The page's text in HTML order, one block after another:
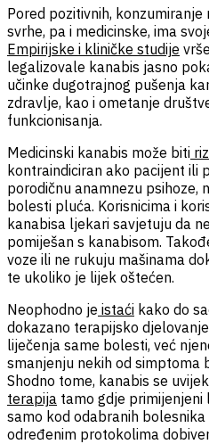
Pored pozitivnih,
svrhe, pa i medicinske, ima
Empirijske i kliničke studije
legalizovale kanabis jasno
učinke dugotrajnog pušenja
zdravlje, kao i ometanje
funkcionisanja.
Medicinski kanabis može biti
kontraindiciran ako pacijent ili
porodičnu anamnezu psihoze,
bolesti pluća. Korisnicima i
kanabisa ljekari savjetuju da
pomiješan s kanabisom.
voze ili ne rukuju mašinama
te ukoliko je lijek oštećen.
Neophodno je istaći kako do
dokazano terapijsko
liječenja same bolesti, već
smanjenju nekih od simptoma
Shodno tome, kanabis se
terapija tamo gdje primijenjeni
samo kod odabranih
određenim protokolima